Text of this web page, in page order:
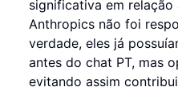
significativa em relação
Anthropics não foi
verdade, eles já
antes do chat PT, mas
evitando assim